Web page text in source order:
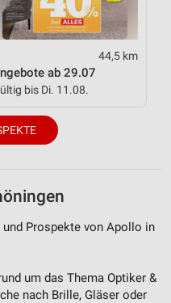
44,5 km
ab 29.07
bis Di. 11.08.
Prospekte von Apollo in
um das Thema Optiker &
nach Brille, Gläser oder